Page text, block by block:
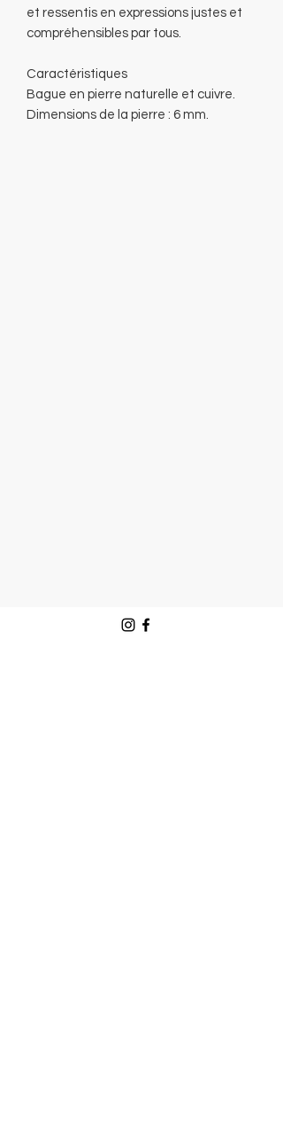
et ressentis en expressions justes et
compréhensibles par tous.
Caractéristiques
Bague en pierre naturelle et cuivre.
Dimensions de la pierre : 6 mm.